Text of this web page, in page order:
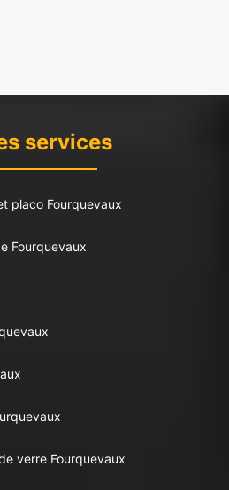
services
placo Fourquevaux
Fourquevaux
verre Fourquevaux